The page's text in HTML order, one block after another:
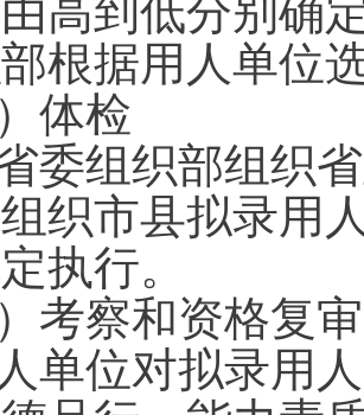
高到低分别确
根据用人单位
体检
委组织部组织
织市县拟录用
执行。
）考察和资格复审
单位对拟录用